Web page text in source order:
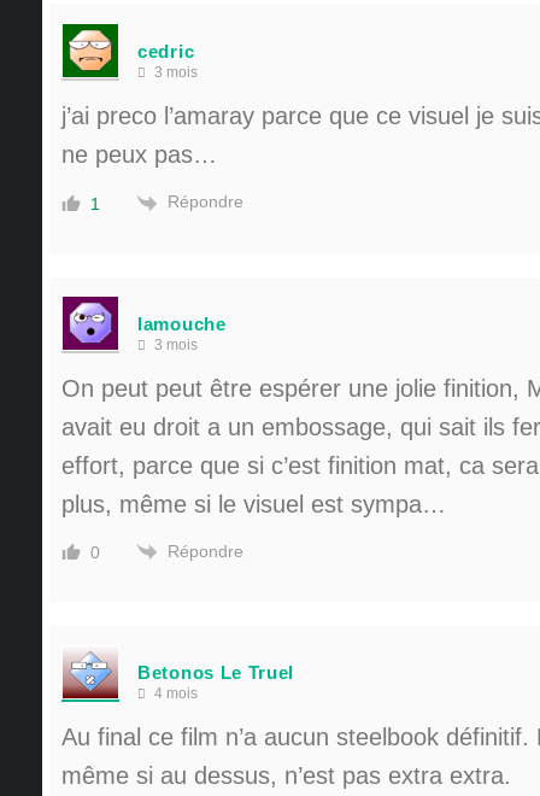
cedric
3 mois
j’ai preco l’amaray parce que ce visuel je
ne peux pas…
1 Répondre
lamouche
3 mois
On peut peut être espérer une jolie finition,
avait eu droit a un embossage, qui sait ils
effort, parce que si c’est finition mat, ca
plus, même si le visuel est sympa…
0 Répondre
Betonos Le Truel
4 mois
Au final ce film n’a aucun steelbook
même si au dessus, n’est pas extra extra.